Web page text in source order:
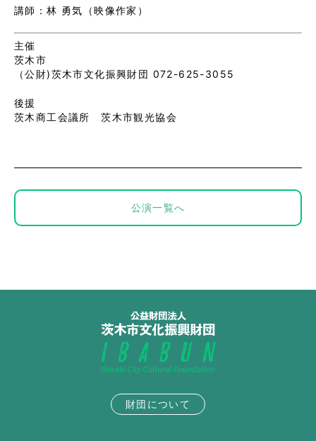
講師：林 勇気（映像作家）
主催
茨木市
（公財)茨木市文化振興財団 072-625-3055
後援
茨木商工会議所 茨木市観光協会
公演一覧へ
財団について